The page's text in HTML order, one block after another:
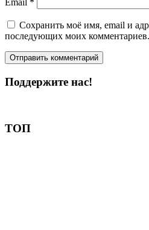
Email *
Сохранить моё имя, email и
последующих моих комментариев.
Поддержите нас!
ТОП